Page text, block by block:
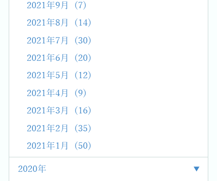
2021年9月 (7)
2021年8月 (14)
2021年7月 (30)
2021年6月 (20)
2021年5月 (12)
2021年4月 (9)
2021年3月 (16)
2021年2月 (35)
2021年1月 (50)
2020年